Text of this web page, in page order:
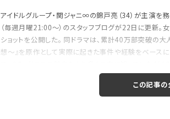
アイドルグループ・関ジャニ∞の錦戸亮（34）が主演を
（毎週月曜21:00～）のスタッフブログが22日に更新。
ショットを公開した。 同ドラマは、累計40万部突破の
想～』を原作として実際に起きた事件や経験をベース
この記事の
注目の特集
【インタビュー】本仮屋ユイカ、ラジオ5年半で
たどり着いた”今”「...